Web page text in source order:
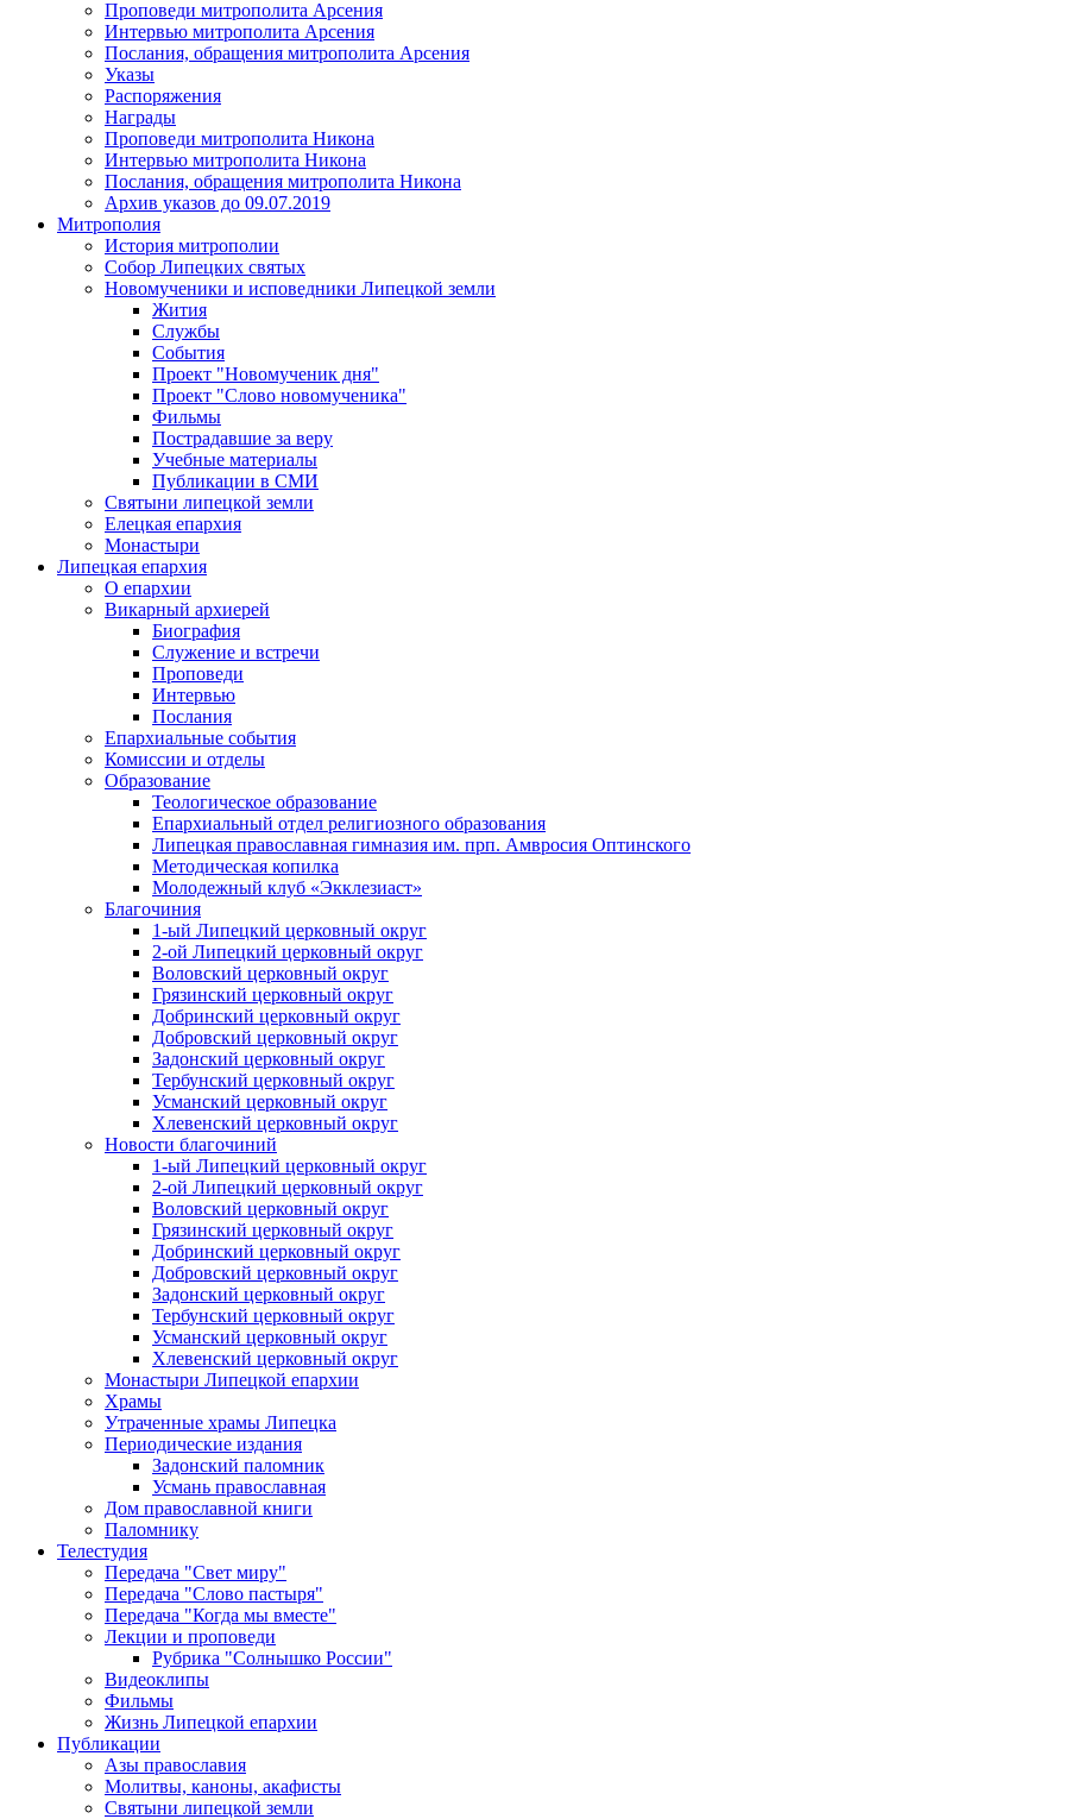
Проповеди митрополита Арсения
Интервью митрополита Арсения
Послания, обращения митрополита Арсения
Указы
Распоряжения
Награды
Проповеди митрополита Никона
Интервью митрополита Никона
Послания, обращения митрополита Никона
Архив указов до 09.07.2019
Митрополия
История митрополии
Собор Липецких святых
Новомученики и исповедники Липецкой земли
Жития
Службы
События
Проект "Новомученик дня"
Проект "Слово новомученика"
Фильмы
Пострадавшие за веру
Учебные материалы
Публикации в СМИ
Святыни липецкой земли
Елецкая епархия
Монастыри
Липецкая епархия
О епархии
Викарный архиерей
Биография
Служение и встречи
Проповеди
Интервью
Послания
Епархиальные события
Комиссии и отделы
Образование
Теологическое образование
Епархиальный отдел религиозного образования
Липецкая православная гимназия им. прп. Амвросия Оптинского
Методическая копилка
Молодежный клуб «Экклезиаст»
Благочиния
1-ый Липецкий церковный округ
2-ой Липецкий церковный округ
Воловский церковный округ
Грязинский церковный округ
Добринский церковный округ
Добровский церковный округ
Задонский церковный округ
Тербунский церковный округ
Усманский церковный округ
Хлевенский церковный округ
Новости благочиний
1-ый Липецкий церковный округ
2-ой Липецкий церковный округ
Воловский церковный округ
Грязинский церковный округ
Добринский церковный округ
Добровский церковный округ
Задонский церковный округ
Тербунский церковный округ
Усманский церковный округ
Хлевенский церковный округ
Монастыри Липецкой епархии
Храмы
Утраченные храмы Липецка
Периодические издания
Задонский паломник
Усмань православная
Дом православной книги
Паломнику
Телестудия
Передача "Свет миру"
Передача "Слово пастыря"
Передача "Когда мы вместе"
Лекции и проповеди
Рубрика "Солнышко России"
Видеоклипы
Фильмы
Жизнь Липецкой епархии
Публикации
Азы православия
Молитвы, каноны, акафисты
Святыни липецкой земли